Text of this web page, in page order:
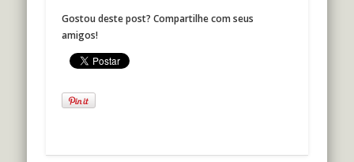
Gostou deste post? Compartilhe com seus
amigos!